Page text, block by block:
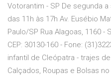
Votorantim - SP De segunda
das 11h às 17h Av. Eusébio
Paulo/SP Rua Alagoas, 1160 -
CEP: 30130-160 - Fone:
infantil de Cleópatra - trajes
Calçados, Roupas e Bolsas